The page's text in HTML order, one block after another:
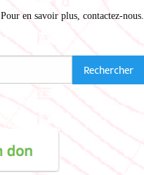
Pour en savoir plus, contactez-nous.